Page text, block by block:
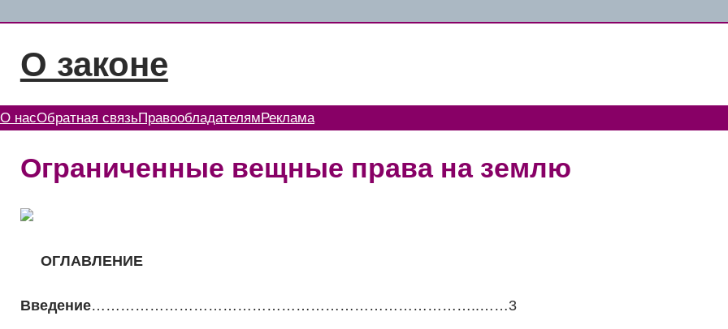
содержимому
О законе
О насОбратная связьПравообладателям Реклама
Ограниченные вещные права на землю
ОГЛАВЛЕНИЕ
Введение……………………………………………………………………..……3